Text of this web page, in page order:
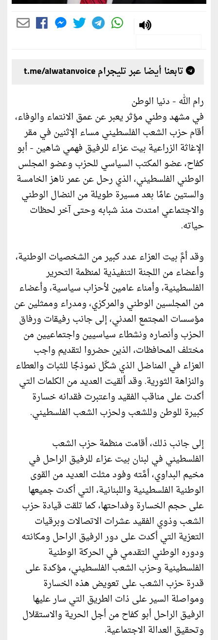
تابعنا أيضا عبر تليجرام t.me/alwatanvoice
رام الله - دنيا الوطن
في مشهد وطني مؤثر يعبر عن عمق الانتماء والوفاء،
أقام حزب الشعب الفلسطيني مساء الإثنين في مقر
الإغاثة الزراعية بيت عزاء للرفيق فهمي شاهين - أبو
كفاح، عضو المكتب السياسي للحزب وعضو المجلس
الوطني الفلسطيني، الذي رحل عن عمر ناهز الخامسة
والستين عامًا بعد مسيرة طويلة من النضال الوطني
والاجتماعي امتدت منذ شبابه وحتى آخر لحظات
حياته.
وقد أمَّ بيت العزاء عدد كبير من الشخصيات الوطنية،
وأعضاء من اللجنة التنفيذية لمنظمة التحرير
الفلسطينية، وأمناء عامين لأحزاب سياسية، وأعضاء
من المجلسين الوطني والمركزي، ومدراء وممثلين عن
مؤسسات المجتمع المدني، إلى جانب رفيقات ورفاق
الحزب وأنصاره ونشطاء سياسيين واجتماعيين من
مختلف المحافظات، الذين حضروا لتقديم واجب
العزاء في المناضل الذي شكّل نموذجًا للثبات والعطاء
والنزاهة الثورية. وقد ألقيت العديد من الكلمات التي
أكدت على مناقب الفقيد واعتبرت فقدانه خسارة
كبيرة للوطن وللشعب ولحزب الشعب الفلسطيني.
إلى جانب ذلك، أقامت منظمة حزب الشعب
الفلسطيني في لبنان بيت عزاء للرفيق الراحل في
مخيم البداوي، أمَّته وفود مثلت العديد من القوى
الوطنية الفلسطينية واللبنانية، التي أكدت جميعها
على حجم الخسارة وفداحتها، كما تلقت قيادة حزب
الشعب وذوي الفقيد عشرات الاتصالات وبرقيات
التعزية التي أكدت على دور الرفيق الراحل ومكانته
ودوره الوطني التقدمي في الحركة الوطنية
الفلسطينية وحزب الشعب الفلسطيني، مؤكدة على
قدرة حزب الشعب على تعويض هذه الخسارة
ومواصلة السير على ذات الطريق التي سار عليها
الرفيق الراحل أبو كفاح من أجل الحرية والاستقلال
وتحقيق العدالة الاجتماعية.